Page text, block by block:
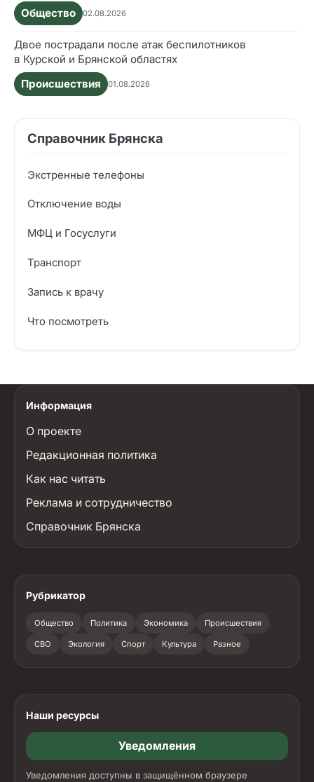
Общество
02.08.2026
Двое пострадали после атак беспилотников
в Курской и Брянской областях
Происшествия
01.08.2026
Справочник Брянска
Экстренные телефоны
Отключение воды
МФЦ и Госуслуги
Транспорт
Запись к врачу
Что посмотреть
Информация
О проекте
Редакционная политика
Как нас читать
Реклама и сотрудничество
Справочник Брянска
Рубрикатор
Общество Политика Экономика Происшествия
СВО Экология Спорт Культура Разное
Наши ресурсы
Уведомления
Уведомления доступны в защищённом браузере